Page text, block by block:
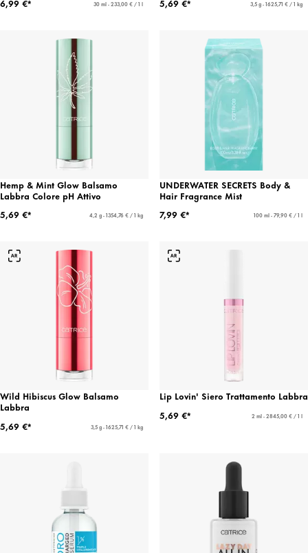
30 ml - 233,00 € / 1 l 3,5 g - 1625,71 € / 1 kg
Hemp & Mint Glow Balsamo
Labbra Colore pH Attivo
5,69 €*
4,2 g - 1354,76 € / 1 kg
UNDERWATER SECRETS Body &
Hair Fragrance Mist
7,99 €*
100 ml - 79,90 € / 1 l
Wild Hibiscus Glow Balsamo
Labbra
5,69 €*
3,5 g - 1625,71 € / 1 kg
Lip Lovin' Siero Trattamento Labbra
5,69 €*
2 ml - 2845,00 € / 1 l